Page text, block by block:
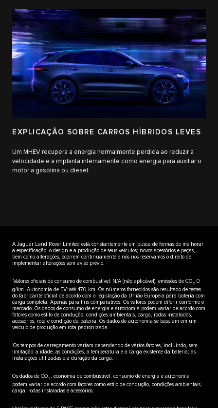
EXPLICAÇÃO SOBRE CARROS HÍBRIDOS LEVES
Um MHEV recupera a energia normalmente perdida ao reduzir a
velocidade e a implanta internamente como energia para auxiliar o
motor a gasolina ou diesel.
A Jaguar Land Rover Limited está constantemente em busca de formas de melhorar
a especificação, o design e a produção de seus veículos; novos acessórios e peças,
bem como alterações, ocorrem continuamente e nós nos reservamos o direito de
implementar alterações sem aviso prévio.
*Valores oficiais de consumo de combustível: N/A (não aplicável); emissões de CO2 0
g/km. Autonomia de EV: até 470 km. Os números fornecidos são resultado de testes
do fabricante oficial de acordo com a legislação da União Europeia para bateria com
carga completa. Apenas para fins comparativos. Os valores podem diferir conforme o
mercado. Os dados de consumo de energia e autonomia podem variar de acordo com
fatores como estilo de condução, condições ambientais, carga, rodas instaladas,
acessórios, rota e condição da bateria. Os dados de autonomia se baseiam em um
veículo de produção em rota padronizada.
1Os tempos de carregamento variam dependendo de vários fatores, incluindo, sem
limitação: a idade, as condições, a temperatura e a carga existente da bateria; as
instalações utilizadas e a duração da carga.
Os dados de CO2
, economia de combustível, consumo de energia e autonomia
podem variar de acordo com fatores como estilo de condução, condições ambientais,
carga, rodas instaladas e acessórios.